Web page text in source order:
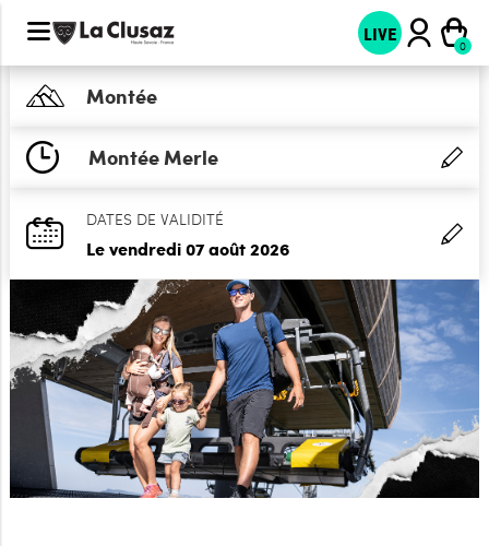
LIVE
Montée
Montée Merle
DATES DE VALIDITÉ
Le vendredi 07 août 2026